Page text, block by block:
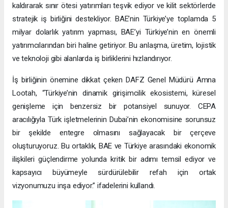
kaldırarak sınır ötesi yatırımları teşvik ediyor ve kilit sektörlerde
stratejik iş birliğini destekliyor. BAE’nin Türkiye’ye toplamda 5
milyar dolarlık yatırım yapması, BAE’yi Türkiye’nin en önemli
yatırımcılarından biri haline getiriyor. Bu anlaşma, üretim, lojistik
ve teknoloji gibi alanlarda iş birliklerini hızlandırıyor.
İş birliğinin önemine dikkat çeken DAFZ Genel Müdürü Amna
Lootah, “Türkiye’nin dinamik girişimcilik ekosistemi, küresel
genişleme için benzersiz bir potansiyel sunuyor. CEPA
aracılığıyla Türk işletmelerinin Dubai’nin ekonomisine sorunsuz
bir şekilde entegre olmasını sağlayacak bir çerçeve
oluşturuyoruz. Bu ortaklık, BAE ve Türkiye arasındaki ekonomik
ilişkileri güçlendirme yolunda kritik bir adımı temsil ediyor ve
kapsayıcı büyümeyle sürdürülebilir refah için ortak
vizyonumuzu inşa ediyor.” ifadelerini kullandı.